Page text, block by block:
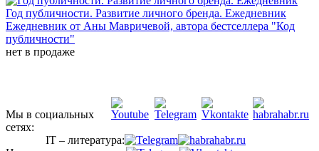
Год публичности. Развитие личного бренда. Ежедневник
Ежедневник от Аны Мавричевой, автора бестселлера "Код
публичности"
нет в продаже
Мы в социальных
сетях:
IT – литература: